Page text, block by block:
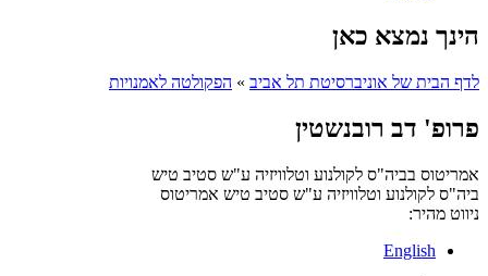
הינך נמצא כאן
לדף הבית של אוניברסיטת תל אביב » הפקולטה לאמנויות
פרופ' דב רובנשטין
אמריטוס בביה"ס לקולנוע וטלוויזיה ע"ש סטיב טיש
ביה"ס לקולנוע וטלוויזיה ע"ש סטיב טיש אמריטוס
ניווט מהיר:
English